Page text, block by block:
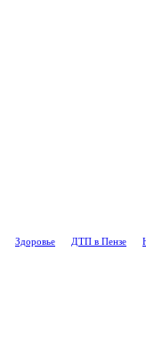
Здоровье ДТП в Пензе